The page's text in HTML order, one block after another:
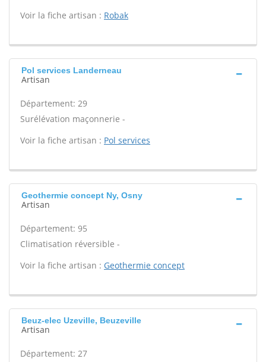
Voir la fiche artisan : Robak
Pol services Landerneau
Artisan
Département: 29
Surélévation maçonnerie -
Voir la fiche artisan : Pol services
Geothermie concept Ny, Osny
Artisan
Département: 95
Climatisation réversible -
Voir la fiche artisan : Geothermie concept
Beuz-elec Uzeville, Beuzeville
Artisan
Département: 27